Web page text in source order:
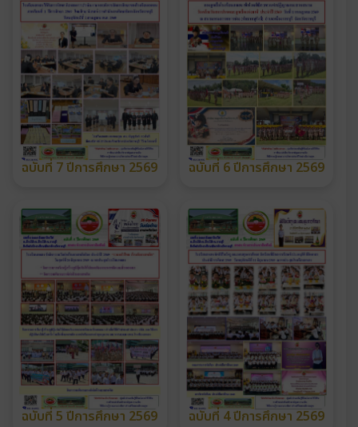
ฉบับที่ 7 ปีการศึกษา 2569 ฉบับที่ 6 ปีการศึกษา 2569
ฉบับที่ 5 ปีการศึกษา 2569 ฉบับที่ 4 ปีการศึกษา 2569